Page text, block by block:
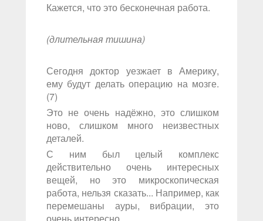
Кажется, что это бесконечная работа.
(длительная тишина)
Сегодня доктор уезжает в Америку,
ему будут делать операцию на мозге.
(7)
Это не очень надёжно, это слишком
ново, слишком много неизвестных
деталей.
С ним был целый комплекс
действительно очень интересных
вещей, но это микроскопическая
работа, нельзя сказать... Например, как
перемешаны ауры, вибрации, это